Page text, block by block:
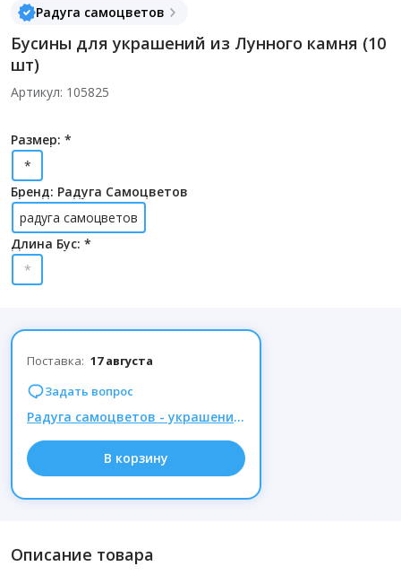
Радуга самоцветов
Бусины для украшений из Лунного камня (10
шт)
Артикул: 105825
Размер: *
*
Бренд: Радуга Самоцветов
радуга самоцветов
Длина Бус: *
*
Поставка: 17 августа
Задать вопрос
Радуга самоцветов - украшения из натуральных камней, Комиссия 15% при заказе от 1000р.
В корзину
Описание товара